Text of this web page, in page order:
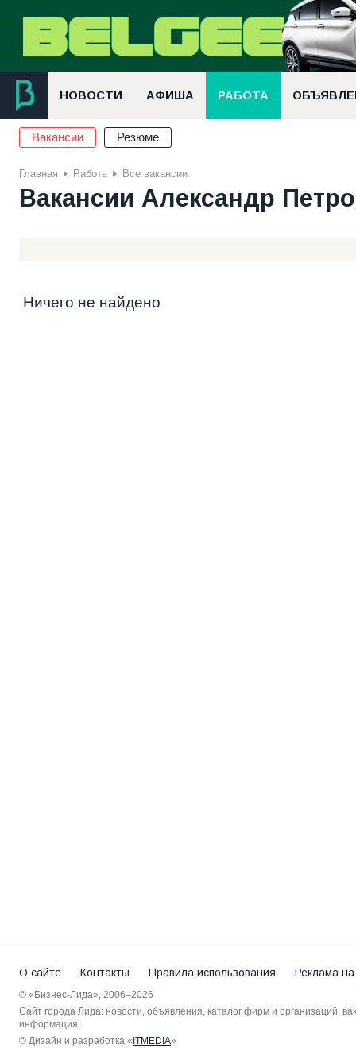
НОВОСТИ АФИША РАБОТА
Вакансии Резюме
Главная Работа Все вакансии
Вакансии Александр
Ничего не найдено
О сайте Контакты Правила использования Реклама
© «Бизнес-Лида», 2006–2026
Сайт города Лида: новости, объявления, каталог фирм и организаций,
информация.
© Дизайн и разработка « ITMEDIA»